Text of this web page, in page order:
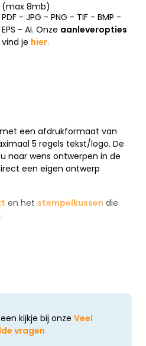
een afdrukformaat van
5 regels tekst/logo. De
naar wens ontwerpen in de
een eigen ontwerp
en het stempelkussen die
kijkje bij onze Veel
vragen
(max 8mb)
PDF - JPG - PNG - TIF - BMP -
EPS - AI. Onze aanleveropties
vind je hier.